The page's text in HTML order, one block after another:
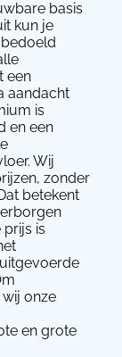
basis
kun je
een
aandacht
is
en een
Wij
zonder
betekent
prijs is
onze
en grote